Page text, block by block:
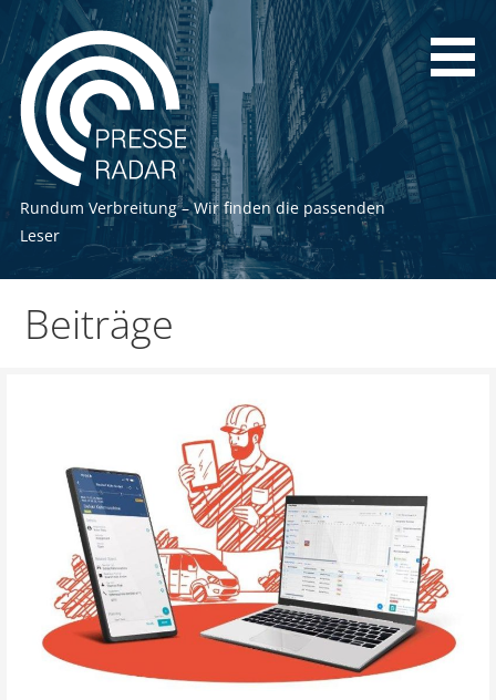
Zum
Inhalt
springen
Rundum Verbreitung – Wir finden die passenden
Leser
Beiträge